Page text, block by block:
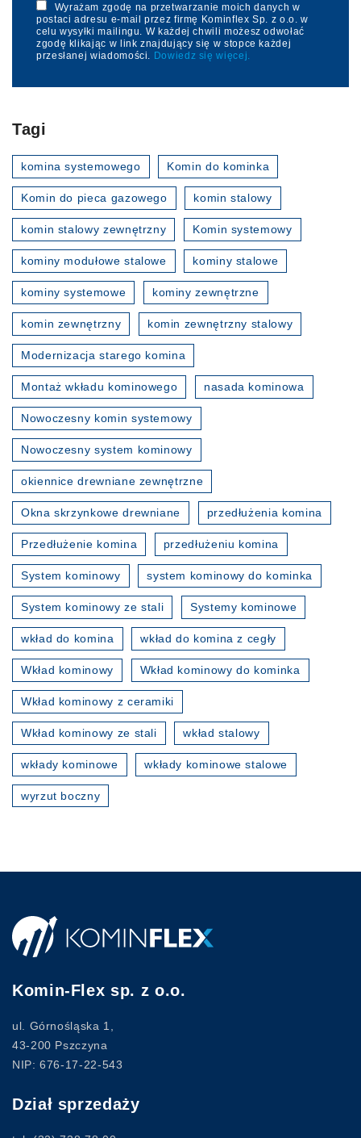
Wyrażam zgodę na przetwarzanie moich danych w
postaci adresu e-mail przez firmę Kominflex Sp. z o.o. w
celu wysyłki mailingu. W każdej chwili możesz odwołać
zgodę klikając w link znajdujący się w stopce każdej
przesłanej wiadomości. Dowiedz się więcej.
Tagi
komina systemowego Komin do kominka
Komin do pieca gazowego komin stalowy
komin stalowy zewnętrzny Komin systemowy
kominy modułowe stalowe kominy stalowe
kominy systemowe kominy zewnętrzne
komin zewnętrzny komin zewnętrzny stalowy
Modernizacja starego komina
Montaż wkładu kominowego nasada kominowa
Nowoczesny komin systemowy
Nowoczesny system kominowy
okiennice drewniane zewnętrzne
Okna skrzynkowe drewniane przedłużenia komina
Przedłużenie komina przedłużeniu komina
System kominowy system kominowy do kominka
System kominowy ze stali Systemy kominowe
wkład do komina wkład do komina z cegły
Wkład kominowy Wkład kominowy do kominka
Wkład kominowy z ceramiki
Wkład kominowy ze stali wkład stalowy
wkłady kominowe wkłady kominowe stalowe
wyrzut boczny
Komin-Flex sp. z o.o.
ul. Górnośląska 1,
43-200 Pszczyna
NIP: 676-17-22-543
Dział sprzedaży